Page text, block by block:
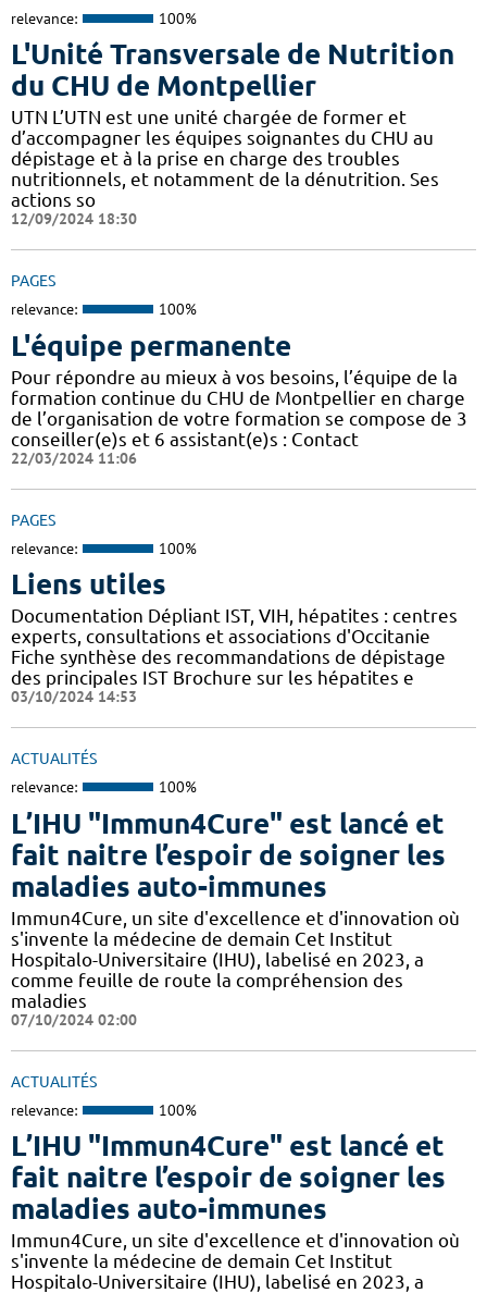
relevance: 100%
L'Unité Transversale de Nutrition
du CHU de Montpellier
UTN L’UTN est une unité chargée de former et
d’accompagner les équipes soignantes du CHU au
dépistage et à la prise en charge des troubles
nutritionnels, et notamment de la dénutrition. Ses
actions so
12/09/2024 18:30
PAGES
relevance: 100%
L'équipe permanente
Pour répondre au mieux à vos besoins, l’équipe de la
formation continue du CHU de Montpellier en charge
de l’organisation de votre formation se compose de 3
conseiller(e)s et 6 assistant(e)s : Contact
22/03/2024 11:06
PAGES
relevance: 100%
Liens utiles
Documentation Dépliant IST, VIH, hépatites : centres
experts, consultations et associations d'Occitanie
Fiche synthèse des recommandations de dépistage
des principales IST Brochure sur les hépatites e
03/10/2024 14:53
ACTUALITÉS
relevance: 100%
L’IHU "Immun4Cure" est lancé et
fait naitre l’espoir de soigner les
maladies auto-immunes
Immun4Cure, un site d'excellence et d'innovation où
s'invente la médecine de demain Cet Institut
Hospitalo-Universitaire (IHU), labelisé en 2023, a
comme feuille de route la compréhension des
maladies
07/10/2024 02:00
ACTUALITÉS
relevance: 100%
L’IHU "Immun4Cure" est lancé et
fait naitre l’espoir de soigner les
maladies auto-immunes
Immun4Cure, un site d'excellence et d'innovation où
s'invente la médecine de demain Cet Institut
Hospitalo-Universitaire (IHU), labelisé en 2023, a